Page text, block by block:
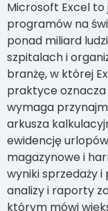
Microsoft Excel to
programów na
ponad miliard
szpitalach i
branżę, w której
praktyce
wymaga
arkusza
ewidencję
magazynowe i
wyniki sprzedaży
analizy i raporty
którym mówi